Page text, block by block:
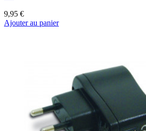
9,95 €
Ajouter au panier